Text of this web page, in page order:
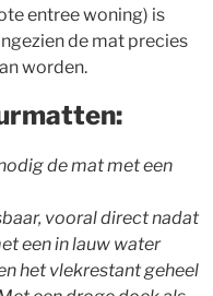
entree woning) is
de mat precies
worden.
de mat met een
vooral direct nadat
een in lauw water
het vlekrestant geheel